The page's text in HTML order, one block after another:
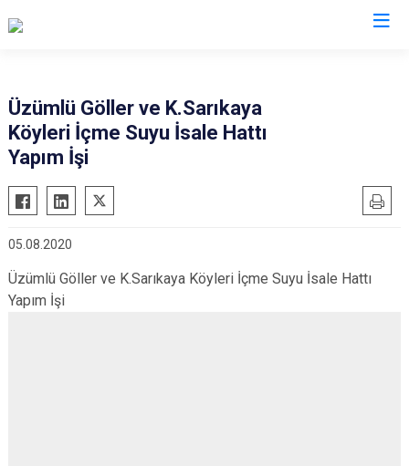
Çayırlı
Kemah
Refahiye
Tercan
Üzümlü Göller ve K.Sarıkaya
Köyleri İçme Suyu İsale Hattı
Yapım İşi
05.08.2020
Üzümlü Göller ve K.Sarıkaya Köyleri İçme Suyu İsale Hattı
Yapım İşi